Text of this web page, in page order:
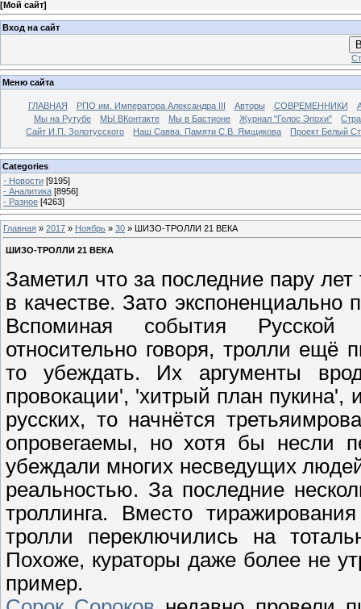
[Мой сайт]
Вход на сайт
Меню сайта
ГЛАВНАЯ РПО им. Императора Александра III Авторы СОВРЕМЕННИКИ
Мы на Рутубе
МЫ ВКонтакте Мы в Бастионе Журнал "Голос Эпохи"
Сайт И.П. Золотусского
Наш Савва. Памяти С.В. Ямщикова Проект Белый
Categories
- Новости [9195]
- Аналитика [8956]
- Разное [4263]
Главная » 2017 » Ноябрь » 30 » ШИЗО-ТРОЛЛИ 21 ВЕКА
ШИЗО-ТРОЛЛИ 21 ВЕКА
Заметил что за последние пару лет
в качестве. Зато экспоненциально
Вспоминая события
относительно говоря, тролли ещё
то убеждать. Их аргументы
провокации', 'хитрый план пукина',
русских, то начнётся
опровегаемы, но хотя бы несли
убеждали многих несведущих
реальностью. За последние
троллинга. Вместо
тролли переключились на
Похоже, кураторы даже более не
пример.